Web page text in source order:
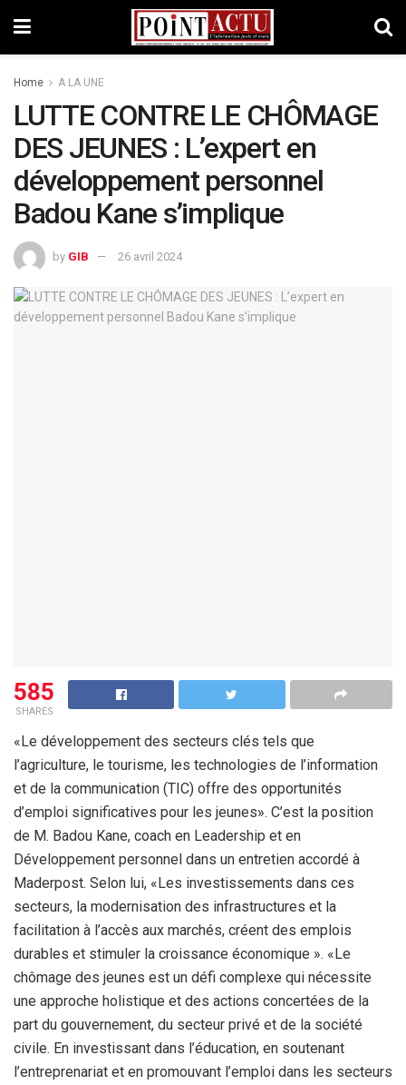
Home A LA UNE
LUTTE CONTRE LE CHÔMAGE
DES JEUNES : L’expert en
développement personnel
Badou Kane s’implique
by GIB 26 avril 2024
585
SHARES
«Le développement des secteurs clés tels que
l’agriculture, le tourisme, les technologies de l’information
et de la communication (TIC) offre des opportunités
d’emploi significatives pour les jeunes». C’est la position
de M. Badou Kane, coach en Leadership et en
Développement personnel dans un entretien accordé à
Maderpost. Selon lui, «Les investissements dans ces
secteurs, la modernisation des infrastructures et la
facilitation à l’accès aux marchés, créent des emplois
durables et stimuler la croissance économique ». «Le
chômage des jeunes est un défi complexe qui nécessite
une approche holistique et des actions concertées de la
part du gouvernement, du secteur privé et de la société
civile. En investissant dans l’éducation, en soutenant
l’entreprenariat et en promouvant l’emploi dans les secteurs